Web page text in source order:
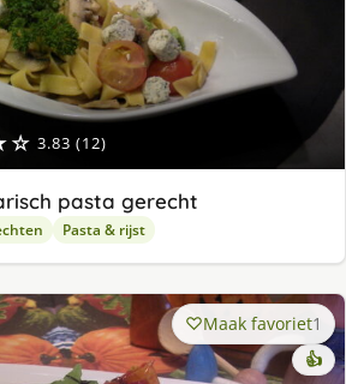
3.83 (12)
pasta gerecht
Pasta & rijst
Maak favoriet1
👍